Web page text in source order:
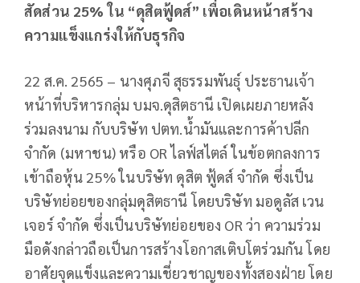
สัดส่วน 25% ใน “ดุสิตฟู้ดส์” เพื่อเดินหน้าสร้าง
ความแข็งแกร่งให้กับธุรกิจ
22 ส.ค. 2565 – นางศุภจี สุธรรมพันธุ์ ประธานเจ้า
หน้าที่บริหารกลุ่ม บมจ.ดุสิตธานี เปิดเผยภายหลัง
ร่วมลงนาม กับบริษัท ปตท.น้ำมันและการค้าปลีก
จำกัด (มหาชน) หรือ OR ไลฟ์สไตล์ ในข้อตกลงการ
เข้าถือหุ้น 25% ในบริษัท ดุสิต ฟู้ดส์ จำกัด ซึ่งเป็น
บริษัทย่อยของกลุ่มดุสิตธานี โดยบริษัท มอดูลัส เวน
เจอร์ จำกัด ซึ่งเป็นบริษัทย่อยของ OR ว่า ความร่วม
มือดังกล่าวถือเป็นการสร้างโอกาสเติบโตร่วมกัน โดย
อาศัยจุดแข็งและความเชี่ยวชาญของทั้งสองฝ่าย โดย